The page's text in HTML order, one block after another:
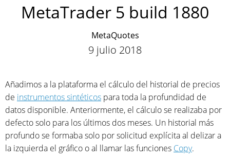
MetaTrader 5 build 1880
MetaQuotes
9 julio 2018
Añadimos a la plataforma el cálculo del historial de precios
de instrumentos sintéticos para toda la profundidad de
datos disponible. Anteriormente, el cálculo se realizaba por
defecto solo para los últimos dos meses. Un historial más
profundo se formaba solo por solicitud explícita al delizar a
la izquierda el gráfico o al llamar las funciones Copy.